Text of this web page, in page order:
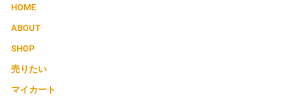
HOME
ABOUT
SHOP
売りたい
マイカート